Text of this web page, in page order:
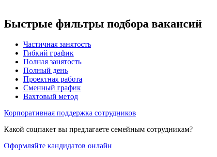
Быстрые фильтры подбора вакансий
Частичная занятость
Гибкий график
Полная занятость
Полный день
Проектная работа
Сменный график
Вахтовый метод
Корпоративная поддержка сотрудников
Какой соцпакет вы предлагаете семейным сотрудникам?
Оформляйте кандидатов онлайн